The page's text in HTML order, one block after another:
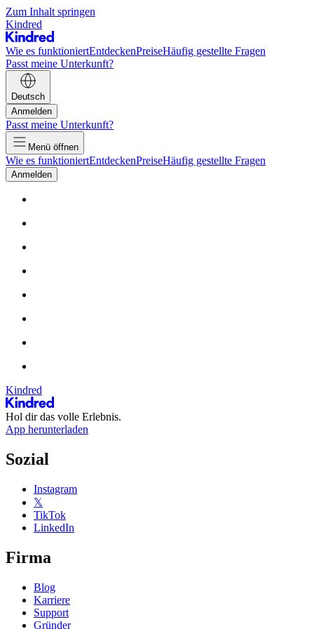
Zum Inhalt springen
Kindred
Wie es funktioniertEntdeckenPreiseHäufig gestellte Fragen
Passt meine Unterkunft?
Deutsch
Anmelden
Passt meine Unterkunft?
Menü öffnen
Wie es funktioniertEntdeckenPreiseHäufig gestellte Fragen
Anmelden
Kindred
Hol dir das volle Erlebnis.
App herunterladen
Sozial
Instagram
𝕏
TikTok
LinkedIn
Firma
Blog
Karriere
Support
Gründer